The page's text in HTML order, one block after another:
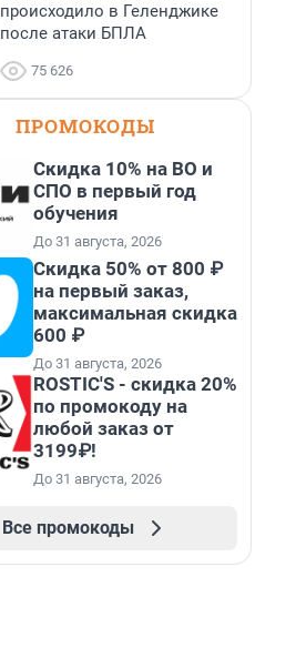
происходило в Геленджике
после атаки БПЛА
75 626
ПРОМОКОДЫ
Скидка 10% на ВО и
СПО в первый год
обучения
До 31 августа, 2026
Скидка 50% от 800 ₽
на первый заказ,
максимальная скидка
600 ₽
До 31 августа, 2026
ROSTIC'S - скидка 20%
по промокоду на
любой заказ от
3199₽!
До 31 августа, 2026
Все промокоды